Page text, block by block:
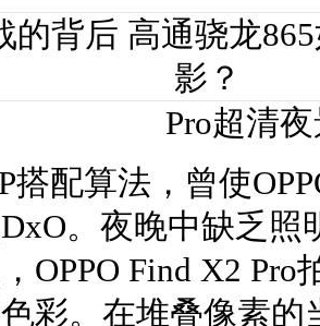
Pro超清
配算法，曾使
。夜晚中缺乏
OPPO Find X2
彩。在堆叠像素